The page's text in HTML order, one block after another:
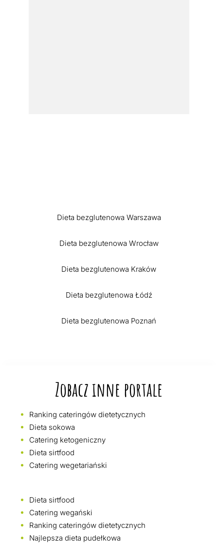
Dieta bezglutenowa Warszawa
Dieta bezglutenowa Wrocław
Dieta bezglutenowa Kraków
Dieta bezglutenowa Łódź
Dieta bezglutenowa Poznań
Zobacz inne portale
Ranking cateringów dietetycznych
Dieta sokowa
Catering ketogeniczny
Dieta sirtfood
Catering wegetariański
Dieta sirtfood
Catering wegański
Ranking cateringów dietetycznych
Najlepsza dieta pudełkowa